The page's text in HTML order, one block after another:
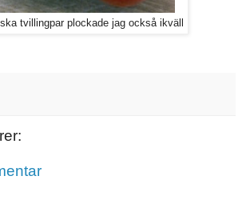
tvillingpar plockade jag också ikväll